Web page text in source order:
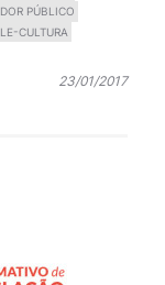
PÚBLICO
CULTURA
23/01/2017